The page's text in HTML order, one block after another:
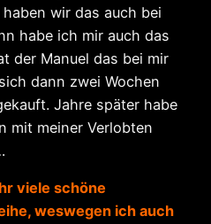
wir das auch bei
habe ich mir auch das
der Manuel das bei mir
dann zwei Wochen
Jahre später habe
mit meiner Verlobten
viele schöne
weswegen ich auch